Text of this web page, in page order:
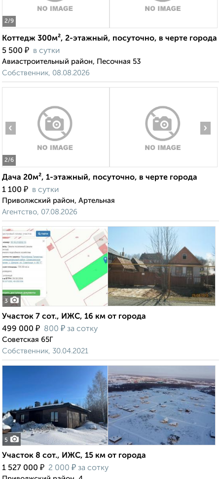
2/9
Коттедж 300м², 2-этажный, посуточно, в черте города
5 500 ₽ в сутки
Авиастроительный район, Песочная 53
Собственник, 08.08.2026
2/6
‹ ›
Дача 20м², 1-этажный, посуточно, в черте города
1 100 ₽ в сутки
Приволжский район, Артельная
Агентство, 07.08.2026
3
Участок 7 сот., ИЖС, 16 км от города
499 000 ₽ 800 ₽ за сотку
Советская 65Г
Собственник, 30.04.2021
5
Участок 8 сот., ИЖС, 15 км от города
1 527 000 ₽ 2 000 ₽ за сотку